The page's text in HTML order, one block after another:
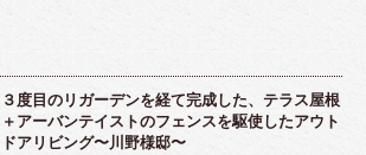
３度目のリガーデンを経て完成した、テラス屋根
＋アーバンテイストのフェンスを駆使したアウト
ドアリビング〜川野様邸〜